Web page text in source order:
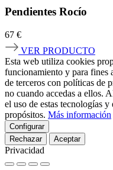
Pendientes Rocío
67 €
VER PRODUCTO
Esta web utiliza cookies
funcionamiento y para fines
de terceros con políticas de
no cuando accedas a ellos.
el uso de estas tecnologías
propósitos. Más información
Configurar
Rechazar
Aceptar
Privacidad